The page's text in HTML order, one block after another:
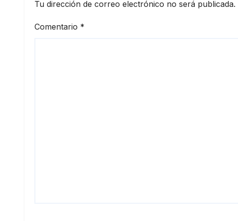
Tu dirección de correo electrónico no será publicada.
Comentario *